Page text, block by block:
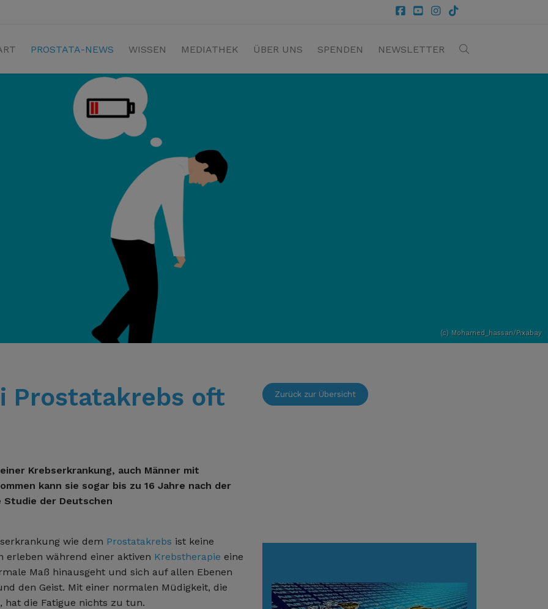
PROSTATA-NEWS WISSEN MEDIATHEK ÜBER UNS SPENDEN NEWSLETTER
(c) Mohamed_hassan/Pixabay
Zurück zur Übersicht
Prostatakrebs oft
Krebserkrankung, auch Männer mit
kann sie sogar bis zu 16 Jahre nach der
Studie der Deutschen
wie dem Prostatakrebs ist keine
erleben während einer aktiven Krebstherapie eine
Maß hinausgeht und sich auf allen Ebenen
den Geist. Mit einer normalen Müdigkeit, die
hat die Fatigue nichts zu tun.